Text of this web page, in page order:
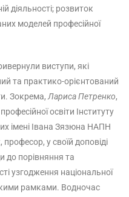
діяльності; розвиток
моделей професійної
виступи, які
та практико-орієнтований
Зокрема, Лариса Петренко,
освіти Інституту
імені Івана Зязюна НАПН
у своїй доповіді
до порівняння та
узгодження національної
рамками. Водночас